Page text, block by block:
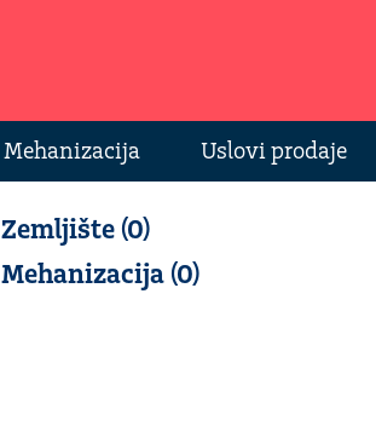
Mehanizacija Uslovi prodaje
Zemljište (0)
Mehanizacija (0)